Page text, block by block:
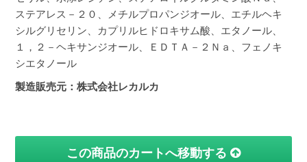
ステアレス－２０、メチルプロパンジオール、エチルヘキ
シルグリセリン、カプリルヒドロキサム酸、エタノール、
１，２－ヘキサンジオール、ＥＤＴＡ－２Ｎａ、フェノキ
シエタノール
製造販売元：株式会社レカルカ
この商品のカートへ移動する